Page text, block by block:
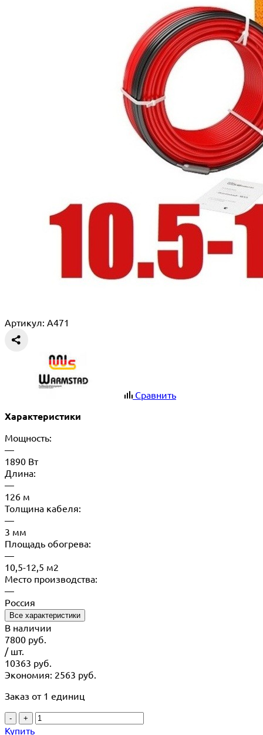
Артикул: A471
Сравнить
Характеристики
Мощность:
—
1890 Вт
Длина:
—
126 м
Толщина кабеля:
—
3 мм
Площадь обогрева:
—
10,5-12,5 м2
Место производства:
—
Россия
Все характеристики
В наличии
7800 руб.
/ шт.
10363 руб.
Экономия: 2563 руб.
Заказ от 1 единиц
- +
Купить